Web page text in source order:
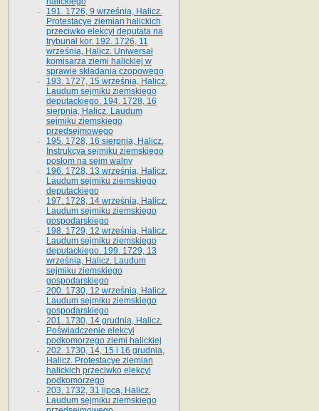
191. 1726, 9 września, Halicz.
Protestacye ziemian halickich
przeciwko elekcyi deputata na
trybunał kor. 192. 1726, 11
września, Halicz. Uniwersał
komisarza ziemi halickiej w
sprawie składania czopowego
193. 1727, 15 września, Halicz.
Laudum sejmiku ziemskiego
deputackiego. 194. 1728, 16
sierpnia, Halicz. Laudum
sejmiku ziemskiego
przedsejmowego
195. 1728, 16 sierpnia, Halicz.
Instrukcya sejmiku ziemskiego
posłom na sejm walny
196. 1728, 13 września, Halicz.
Laudum sejmiku ziemskiego
deputackiego
197. 1728, 14 września, Halicz.
Laudum sejmiku ziemskiego
gospodarskiego
198. 1729, 12 września, Halicz.
Laudum sejmiku ziemskiego
deputackiego. 199. 1729, 13
września, Halicz. Laudum
sejmiku ziemskiego
gospodarskiego
200. 1730, 12 września, Halicz.
Laudum sejmiku ziemskiego
gospodarskiego
201. 1730, 14 grudnia, Halicz.
Poświadczenie elekcyi
podkomorzego ziemi halickiej
202. 1730, 14, 15 i 16 grudnia,
Halicz. Protestacye ziemian
halickich przeciwko elekcyi
podkomorzego
203. 1732, 31 lipca, Halicz.
Laudum sejmiku ziemskiego